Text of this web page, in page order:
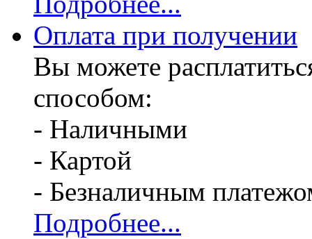
Оплата при получении
Вы можете
способом:
- Наличными
- Картой
- Безналичным
Подробнее...